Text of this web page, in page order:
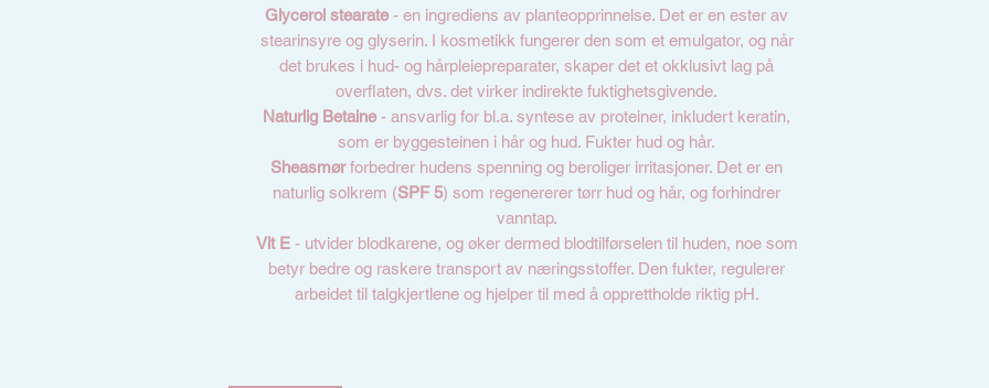
Glycerol stearate- en ingrediens av planteopprinnelse. Det er en ester av
stearinsyre og glyserin. I kosmetikk fungerer den som et emulgator, og når
det brukes i hud- og hårpleiepreparater, skaper det et okklusivt lag på
overflaten, dvs. det virker indirekte fuktighetsgivende.
Naturlig Betaine- ansvarlig for bl.a. syntese av proteiner, inkludert keratin,
som er byggesteinen i hår og hud. Fukter hud og hår.
Sheasmørforbedrer hudens spenning og beroliger irritasjoner. Det er en
naturlig solkrem (SPF 5) som regenererer tørr hud og hår, og forhindrer
vanntap.
Vit E- utvider blodkarene, og øker dermed blodtilførselen til huden, noe som
betyr bedre og raskere transport av næringsstoffer. Den fukter, regulerer
arbeidet til talgkjertlene og hjelper til med å opprettholde riktig pH.